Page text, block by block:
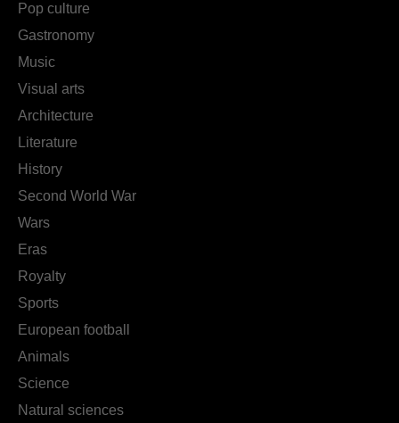
Pop culture
Gastronomy
Music
Visual arts
Architecture
Literature
History
Second World War
Wars
Eras
Royalty
Sports
European football
Animals
Science
Natural sciences